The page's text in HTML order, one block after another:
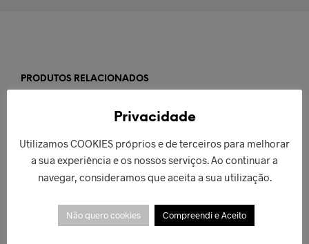
PRODUTOS RELACIONADOS
ADICIONAR
Privacidade
Utilizamos COOKIES próprios e de terceiros para melhorar
a sua experiência e os nossos serviços. Ao continuar a
navegar, consideramos que aceita a sua utilização.
Não quero cookies Compreendi e Aceito